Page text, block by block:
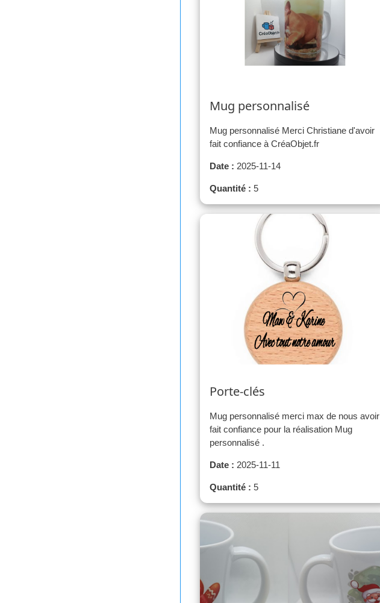
Mug personnalisé
Mug personnalisé Merci Christiane d'avoir
fait confiance à CréaObjet.fr
Date : 2025-11-14
Quantité : 5
Porte-clés
Mug personnalisé merci max de nous avoir
fait confiance pour la réalisation Mug
personnalisé .
Date : 2025-11-11
Quantité : 5